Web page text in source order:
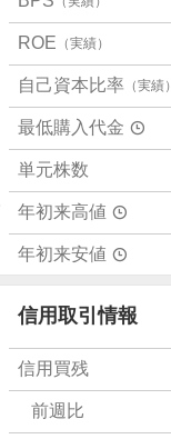
、
売
り
た
い
0
%
、
強
く
売
り
た
0
%
ROE （実績）
自己資本比率 （実績）
最低購入代金
単元株数
年初来高値
年初来安値
信用取引情報
信用買残
前週比